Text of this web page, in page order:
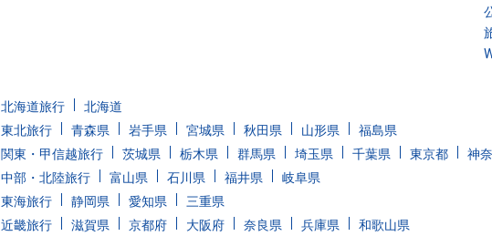
北海道旅行
北海道
東北旅行
青森県 岩手県 宮城県 秋田県 山形県
福島県
関東・甲信越旅行
茨城県 栃木県 群馬県 埼玉県 千葉県 東京都 神
中部・北陸旅行
富山県 石川県 福井県
岐阜県
東海旅行
静岡県 愛知県
三重県
近畿旅行
滋賀県 京都府 大阪府 奈良県 兵庫県
和歌山県